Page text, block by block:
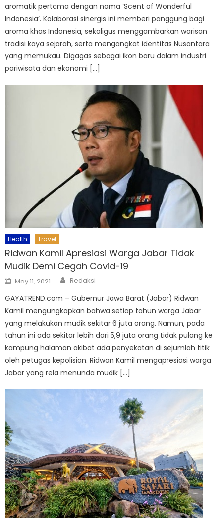
aromatik pertama dengan nama ‘Scent of Wonderful
Indonesia’. Kolaborasi sinergis ini memberi panggung bagi
aroma khas Indonesia, sekaligus menggambarkan warisan
tradisi kaya sejarah, serta mengangkat identitas Nusantara
yang memukau. Digagas sebagai ikon baru dalam industri
pariwisata dan ekonomi […]
Health Travel
Ridwan Kamil Apresiasi Warga Jabar Tidak
Mudik Demi Cegah Covid-19
Posted
on
May 11, 2021 Author
Redaksi
GAYATREND.com – Gubernur Jawa Barat (Jabar) Ridwan
Kamil mengungkapkan bahwa setiap tahun warga Jabar
yang melakukan mudik sekitar 6 juta orang. Namun, pada
tahun ini ada sekitar lebih dari 5,9 juta orang tidak pulang ke
kampung halaman akibat ada penyekatan di sejumlah titik
oleh petugas kepolisian. Ridwan Kamil mengapresiasi warga
Jabar yang rela menunda mudik […]